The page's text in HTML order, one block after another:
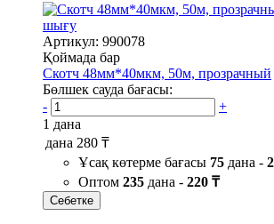
шығу
Артикул: 990078
Қоймада бар
Скотч 48мм*40мкм, 50м, прозрачный
Бөлшек сауда бағасы:
-
+
1 дана
дана 280 ₸
Ұсақ көтерме бағасы 75 дана -
Оптом 235 дана - 220 ₸
Себетке